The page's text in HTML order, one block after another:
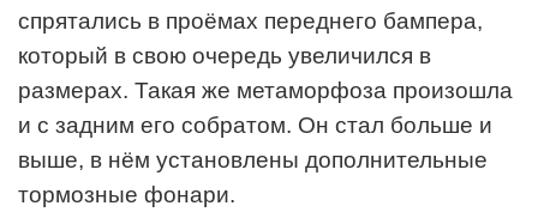
спрятались в проёмах переднего бампера,
который в свою очередь увеличился в
размерах. Такая же метаморфоза произошла
и с задним его собратом. Он стал больше и
выше, в нём установлены дополнительные
тормозные фонари.